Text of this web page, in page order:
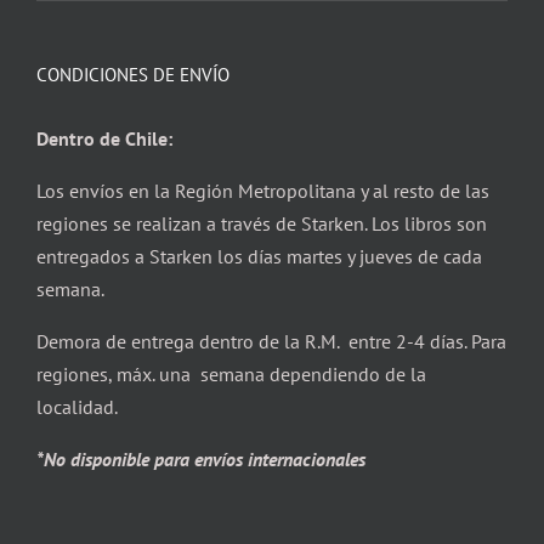
CONDICIONES DE ENVÍO
Dentro de Chile:
Los envíos en la Región Metropolitana y al resto de las
regiones se realizan a través de Starken. Los libros son
entregados a Starken los días martes y jueves de cada
semana.
Demora de entrega dentro de la R.M. entre 2-4 días. Para
regiones, máx. una semana dependiendo de la
localidad.
*No disponible para envíos internacionales